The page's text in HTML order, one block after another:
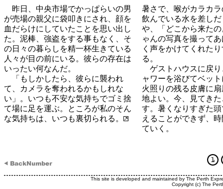
昨日、中央市場でかっぱらいの男
が売場の親父に袋叩きにされ、顔を
血だらけにしていたことを思い出し
た。泥棒、強盗をする事もなく、そ
の日々の暮らしを精一杯生きている
人々が目の前にいる。彼らの存在は
いったい何なんだ。
「もしかしたら、彼らに襲われ
て、カメラを奪われるかもしれな
い」。いつも不安な気持ちでゴミ捨
て場に足を運ぶ。ところが私のそん
な気持ちは、いつも裏切られる。
暑さで、喉がカラカ
飲んでいる水を差し
や、「どこから来た
ゃんの写真を撮って
く声をかけてくれた
る。
ゲストハウスに戻り
ャワーを浴びてベッ
火照りの残る皮膚に
地よい。今、見てき
す。暑くなりすぎた
えることができず、
ていく。
This site is developed and maintained by The Perth
Copyright (c) The